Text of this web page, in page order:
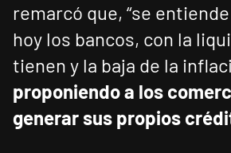
remarcó que, “se
hoy los bancos, con la
tienen y la baja de la
proponiendo a los
generar sus propios